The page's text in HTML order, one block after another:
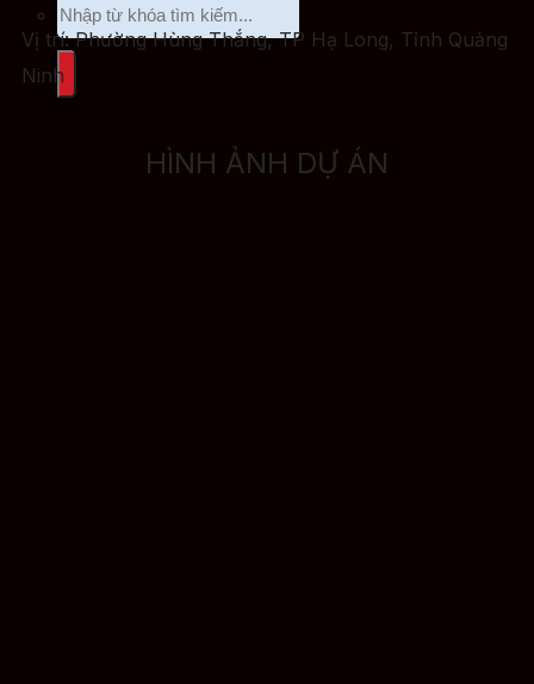
Vị trí: Phường Hùng Thắng, TP Hạ Long, Tỉnh Quảng
Ninh
HÌNH ẢNH DỰ ÁN